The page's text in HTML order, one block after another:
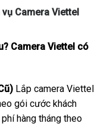
Camera Viettel
Camera Viettel có
Lắp camera Viettel
gói cước khách
hàng tháng theo